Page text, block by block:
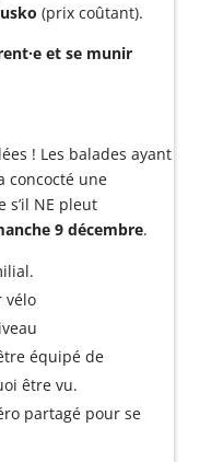
(prix coûtant).
et se munir
! Les balades ayant
concocté une
s’il NE pleut
9 décembre.
vélo
équipé de
être vu.
partagé pour se